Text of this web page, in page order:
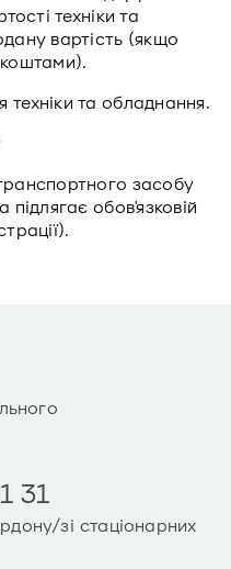
техніки та
вартість (якщо
та обладнання.
засобу
обов'язковій
31
зі стаціонарних